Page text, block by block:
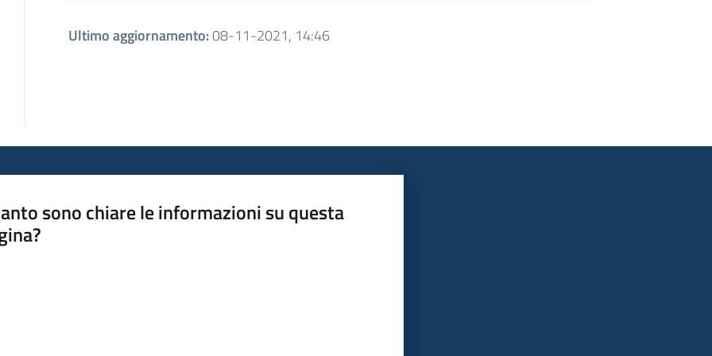
Ultimo aggiornamento:08-11-2021, 14:46
sono chiare le informazioni su questa